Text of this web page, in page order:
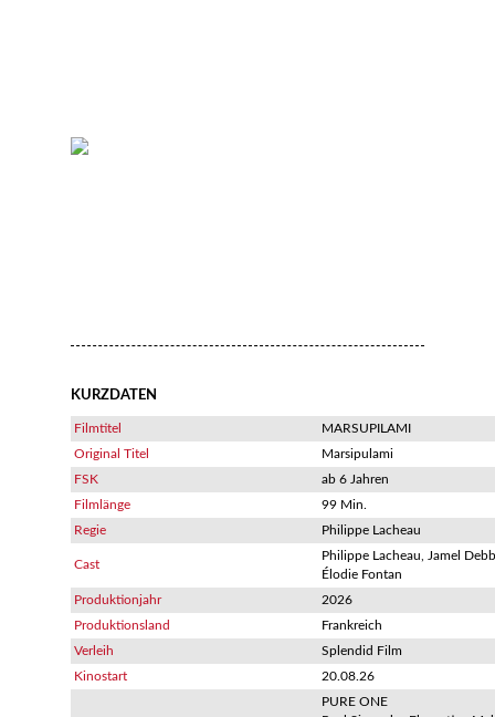
KURZDATEN
Filmtitel
MARSUPILAMI
Original Titel
Marsipulami
FSK
ab 6 Jahren
Filmlänge
99 Min.
Regie
Philippe Lacheau
Cast
Philippe Lacheau, Jamel
Élodie Fontan
Produktionjahr
2026
Produktionsland
Frankreich
Verleih
Splendid Film
Kinostart
20.08.26
PURE ONE